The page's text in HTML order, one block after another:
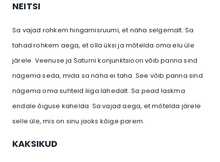
NEITSI
Sa vajad rohkem hingamisruumi, et näha selgemalt. Sa
tahad rohkem aega, et olla üksi ja mõtelda oma elu üle
järele. Veenuse ja Saturni konjunktsioon võib panna sind
nägema seda, mida sa näha ei taha. See võib panna sind
nägema oma suhteid liiga lähedalt. Sa pead laskma
endale õiguse kahelda. Sa vajad aega, et mõtelda järele
selle üle, mis on sinu jaoks kõige parem.
KAKSIKUD